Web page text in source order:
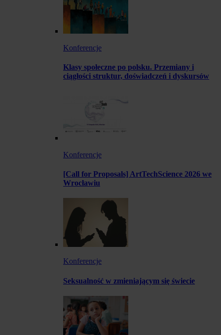
Konferencje
Klasy społeczne po polsku. Przemiany i
ciągłości struktur, doświadczeń i dyskursów
Konferencje
[Call for Proposals] ArtTechScience 2026 we
Wrocławiu
Konferencje
Seksualność w zmieniającym się świecie